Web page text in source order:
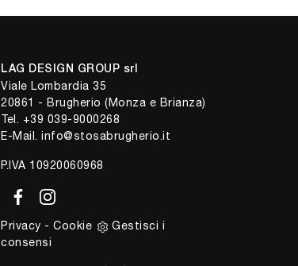
LAG DESIGN GROUP srl
Viale Lombardia 35
20861 - Brugherio (Monza e Brianza)
Tel. +39 039-9000268
E-Mail. info@stosabrugherio.it
P.IVA 10920060968
Privacy - Cookie
Gestisci i
consensi